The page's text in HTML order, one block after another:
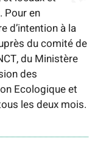
Pour en
d’intention à la
du comité de
du Ministère
des
Ecologique et
les deux mois.